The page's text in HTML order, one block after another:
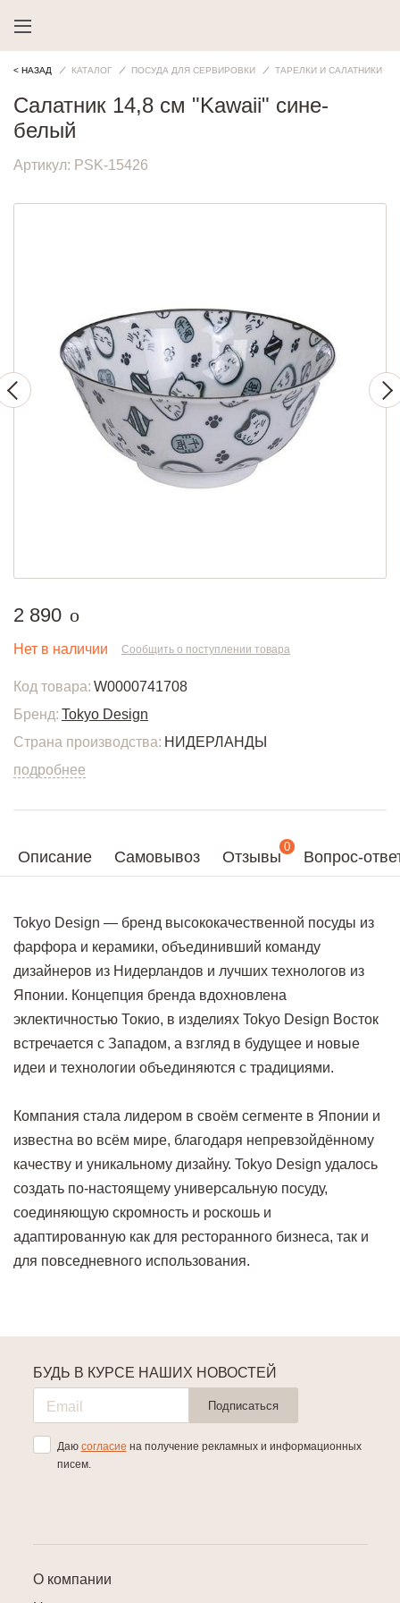
< НАЗАД КАТАЛОГ ПОСУДА ДЛЯ СЕРВИРОВКИ ТАРЕЛКИ И САЛАТНИКИ
Описание Самовывоз Отзывы
0
Вопрос-
Tokyo Design — бренд высококачественной посуды из
фарфора и керамики, объединивший команду
дизайнеров из Нидерландов и лучших технологов из
Японии. Концепция бренда вдохновлена
эклектичностью Токио, в изделиях Tokyo Design Восток
встречается с Западом, а взгляд в будущее и новые
идеи и технологии объединяются с традициями.
Компания стала лидером в своём сегменте в Японии и
известна во всём мире, благодаря непревзойдённому
качеству и уникальному дизайну. Tokyo Design удалось
создать по-настоящему универсальную посуду,
соединяющую скромность и роскошь и
адаптированную как для ресторанного бизнеса, так и
для повседневного использования.
Салатник 14,8 см "Kawaii" сине-
белый
Артикул: PSK-15426
2 890 руб.
o
Нет в наличии Сообщить о поступлении товара
Код товара: W0000741708
Бренд: Tokyo Design
Страна производства: НИДЕРЛАНДЫ
подробнее
О компании
БУДЬ В КУРСЕ НАШИХ НОВОСТЕЙ
Подписаться
Даю согласие на получение рекламных и информационных
писем.